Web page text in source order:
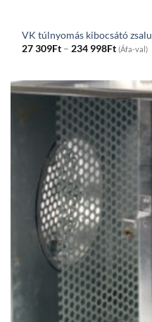
VK túlnyomás kibocsátó zsalu
27 309Ft – 234 998FtPrice
range:
through
234
998Ft
(Áfa-val)